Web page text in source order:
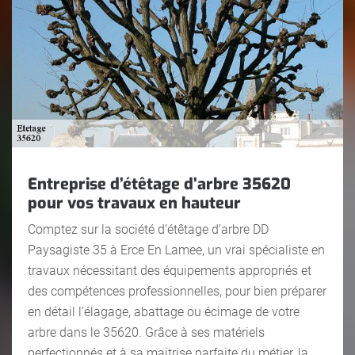
Entreprise d’étêtage d’arbre 35620
pour vos travaux en hauteur
Comptez sur la société d’étêtage d’arbre DD
Paysagiste 35 à Erce En Lamee, un vrai spécialiste en
travaux nécessitant des équipements appropriés et
des compétences professionnelles, pour bien préparer
en détail l’élagage, abattage ou écimage de votre
arbre dans le 35620. Grâce à ses matériels